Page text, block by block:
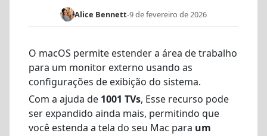
Alice Bennett-9 de fevereiro de 2026
O macOS permite estender a área de trabalho
para um monitor externo usando as
configurações de exibição do sistema.
Com a ajuda de 1001 TVs, Esse recurso pode
ser expandido ainda mais, permitindo que
você estenda a tela do seu Mac para um